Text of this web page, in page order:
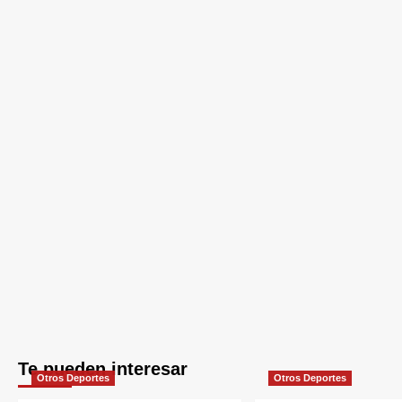
Te pueden interesar
Otros Deportes Otros Deportes